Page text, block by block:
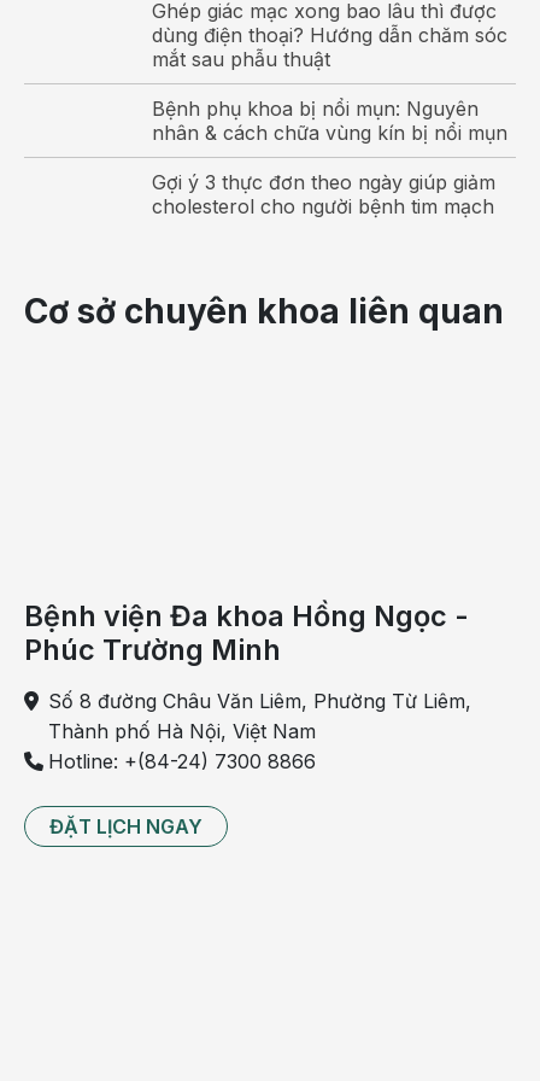
Bằng cách đánh giá trên tiêu chí bình thường hay bất
thường, bệnh nhân có thể tìm ra cách trị mất ngủ
Tổng hợp các cách trị mất ngủ không
dùng thuốc
Cách trị mất ngủ với các thói quen tốt
phục tình trạng và nguyên nhân mất ngủ. Một số
nhận định cho rằng, ngủ muộn hơn vào buổi tối dễ
Lên giường ngay khi có cơn buồn ngủ là cách trị mất
ngủ đơn giản nhất
Ghép giác mạc xong bao lâu thì được
dùng điện thoại? Hướng dẫn chăm sóc
mắt sau phẫu thuật
Bệnh phụ khoa bị nổi mụn: Nguyên
nhân & cách chữa vùng kín bị nổi mụn
Gợi ý 3 thực đơn theo ngày giúp giảm
cholesterol cho người bệnh tim mạch
Cơ sở chuyên khoa liên quan
Bệnh viện Đa khoa Hồng Ngọc -
Phúc Trường Minh
Số 8 đường Châu Văn Liêm, Phường Từ Liêm,
Thành phố Hà Nội, Việt Nam
Hotline: +(84-24) 7300 8866
ĐẶT LỊCH NGAY